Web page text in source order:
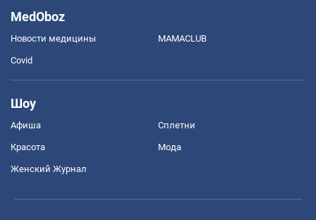
MedOboz
Новости медицины MAMACLUB
Covid
Шоу
Афиша Сплетни
Красота Мода
Женский Журнал